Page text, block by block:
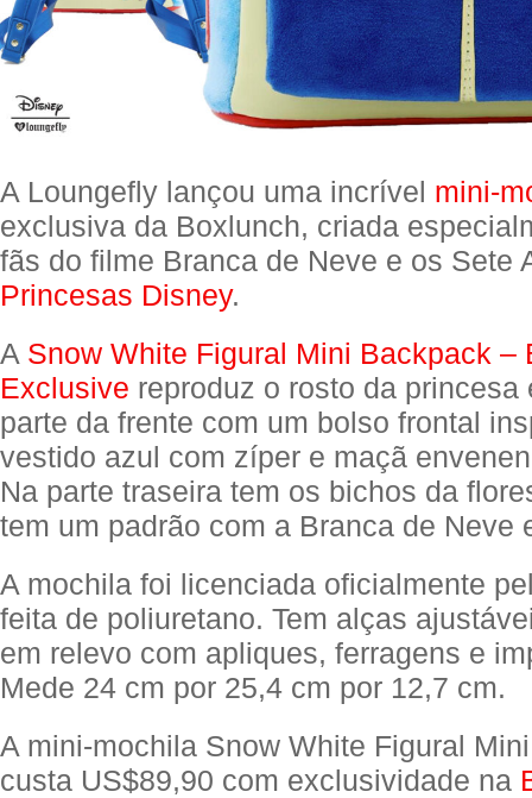
A Loungefly lançou uma incrível mini-
exclusiva da Boxlunch, criada
fãs do filme Branca de Neve e os Sete
Princesas Disney.
A Snow White Figural Mini Backpack –
Exclusive reproduz o rosto da princesa
parte da frente com um bolso frontal
vestido azul com zíper e maçã
Na parte traseira tem os bichos da
tem um padrão com a Branca de Neve
A mochila foi licenciada oficialmente
feita de poliuretano. Tem alças
em relevo com apliques, ferragens e
Mede 24 cm por 25,4 cm por 12,7 cm.
A mini-mochila Snow White Figural
custa US$89,90 com exclusividade na